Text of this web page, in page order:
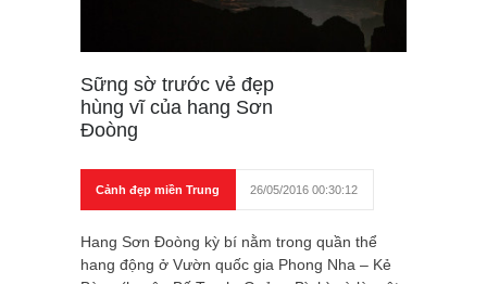
Sững sờ trước vẻ đẹp
hùng vĩ của hang Sơn
Đoòng
Cảnh đẹp miền Trung 26/05/2016 00:30:12
Hang Sơn Đoòng kỳ bí nằm trong quần thể
hang động ở Vườn quốc gia Phong Nha – Kẻ